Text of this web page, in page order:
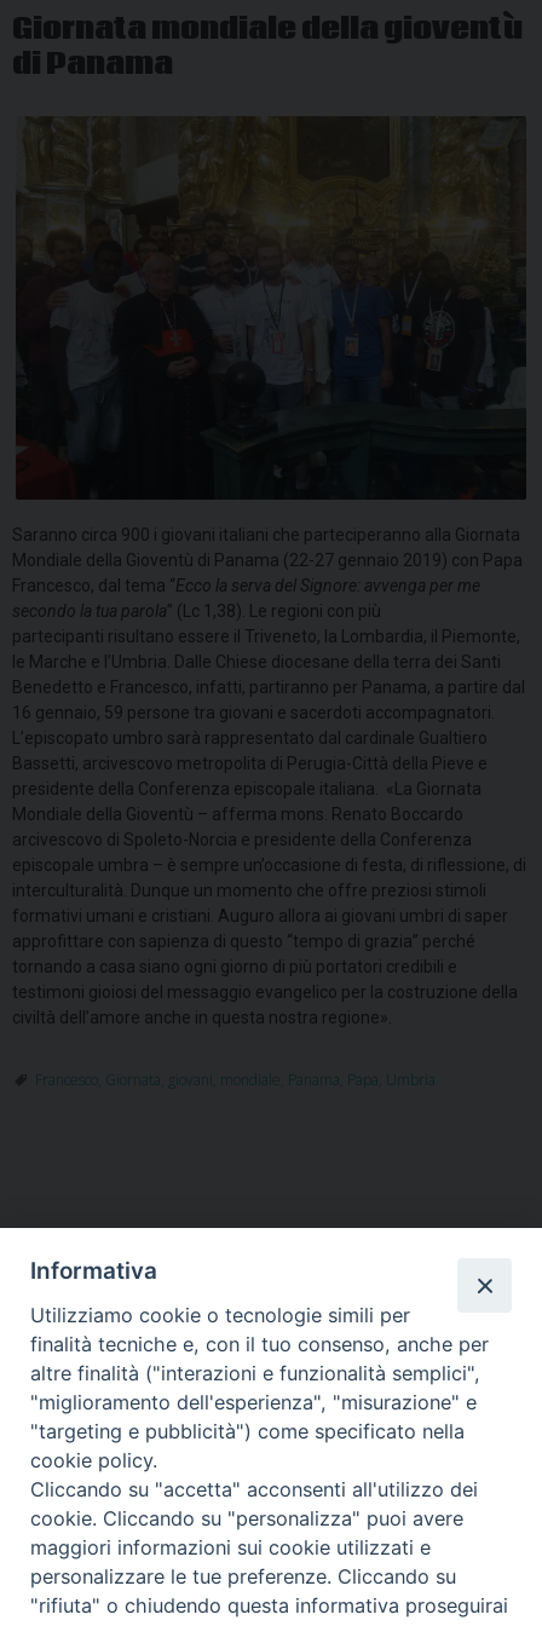
Giornata mondiale della gioventù
di Panama
Saranno circa 900 i giovani italiani che parteciperanno alla Giornata
Mondiale della Gioventù di Panama (22-27 gennaio 2019) con Papa
Francesco, dal tema “Ecco la serva del Signore: avvenga per me
secondo la tua parola” (Lc 1,38). Le regioni con più
partecipanti risultano essere il Triveneto, la Lombardia, il Piemonte,
le Marche e l’Umbria. Dalle Chiese diocesane della terra dei Santi
Benedetto e Francesco, infatti, partiranno per Panama, a partire dal
16 gennaio, 59 persone tra giovani e sacerdoti accompagnatori.
L’episcopato umbro sarà rappresentato dal cardinale Gualtiero
Bassetti, arcivescovo metropolita di Perugia-Città della Pieve e
presidente della Conferenza episcopale italiana. «La Giornata
Mondiale della Gioventù – afferma mons. Renato Boccardo
arcivescovo di Spoleto-Norcia e presidente della Conferenza
episcopale umbra – è sempre un’occasione di festa, di riflessione, di
interculturalità. Dunque un momento che offre preziosi stimoli
formativi umani e cristiani. Auguro allora ai giovani umbri di saper
approfittare con sapienza di questo “tempo di grazia” perché
tornando a casa siano ogni giorno di più portatori credibili e
testimoni gioiosi del messaggio evangelico per la costruzione della
civiltà dell’amore anche in questa nostra regione».
Francesco Giornata giovani mondiale Panama Papa Umbria
HOME VESCOVO ORARI MESSE
CURIA VESCOVILE
TUTELA MINORI
UFFICI PASTORALI PERSONE
VITA CONSACRATA
DOCUMENTI
CONTATTI
Copyright © 2018 Diocesi di Foligno /Curia . Piazza Mons. Faloci 3 - 06034
tel. 0742 350473 fax 0742 349021 email: info@diocesidifoligno.it . pec:
diocesidifoligno@pec.it
Informativa
Utilizziamo cookie o tecnologie simili per
finalità tecniche e, con il tuo consenso, anche per
altre finalità ("interazioni e funzionalità semplici",
"miglioramento dell'esperienza", "misurazione" e
"targeting e pubblicità") come specificato nella
cookie policy.
Cliccando su "accetta" acconsenti all'utilizzo dei
cookie. Cliccando su "personalizza" puoi avere
maggiori informazioni sui cookie utilizzati e
personalizzare le tue preferenze. Cliccando su
"rifiuta" o chiudendo questa informativa proseguirai